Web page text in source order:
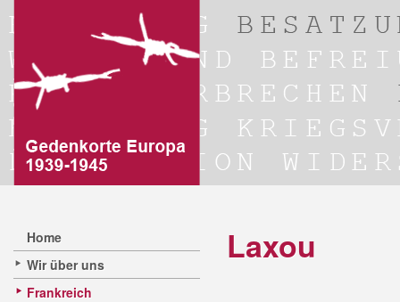
Home
Wir über uns
Frankreich
Laxou